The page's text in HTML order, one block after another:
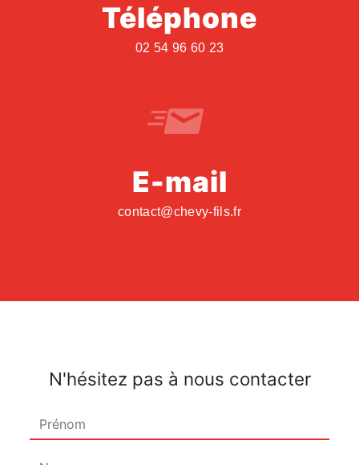
Téléphone
02 54 96 60 23
E-mail
contact@chevy-fils.fr
N'hésitez pas à nous contacter